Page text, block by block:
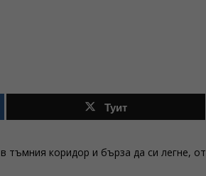
Туит
тъмния коридор и бърза да си легне, от